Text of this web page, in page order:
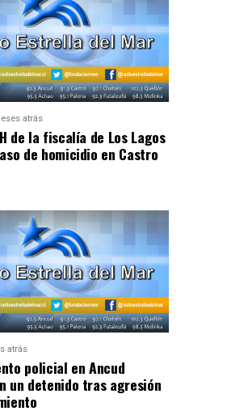
atrás
de la fiscalía de Los Lagos
de homicidio en Castro
atrás
policial en Ancud
un detenido tras agresión